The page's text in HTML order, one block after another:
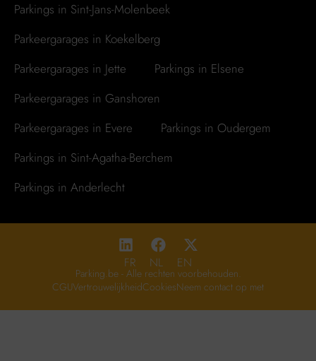
Parkings in Sint-Jans-Molenbeek
Parkeergarages in Koekelberg
Parkeergarages in Jette
Parkings in Elsene
Parkeergarages in Ganshoren
Parkeergarages in Evere
Parkings in Oudergem
Parkings in Sint-Agatha-Berchem
Parkings in Anderlecht
FR NL EN
Parking.be - Alle rechten voorbehouden.
CGUVertrouwelijkheidCookiesNeem contact op met